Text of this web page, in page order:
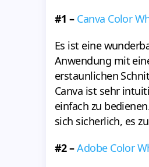
#1 – Canva Color
Es ist eine
Anwendung mit
erstaunlichen
Canva ist sehr
einfach zu
sich sicherlich, es
#2 –Adobe Color